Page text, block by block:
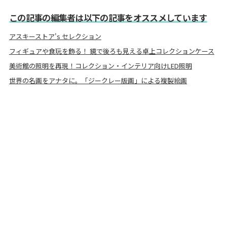
この記事の編集者は以下の記事をオススメしています
アスキーストア's セレクション
フィギュアや食玩を飾る！ 鏡で後ろも見える卓上コレクションケース
美術館の照明を再現！コレクション・インテリア向けLED照明
世界の名画をアナタに。「ジークレー版画」による複製絵画